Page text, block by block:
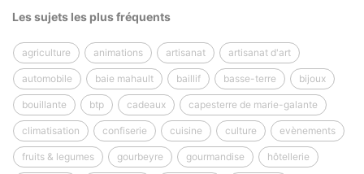
Les sujets les plus fréquents
agriculture animations artisanat artisanat d'art
automobile baie mahault baillif basse-terre bijoux
bouillante btp cadeaux capesterre de marie-galante
climatisation confiserie cuisine culture evènements
fruits & legumes gourbeyre gourmandise hôtellerie